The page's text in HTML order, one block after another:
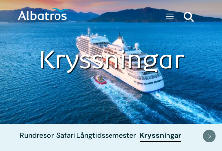
Kryssningar
Rundresor Safari Långtids­semester Kryssningar